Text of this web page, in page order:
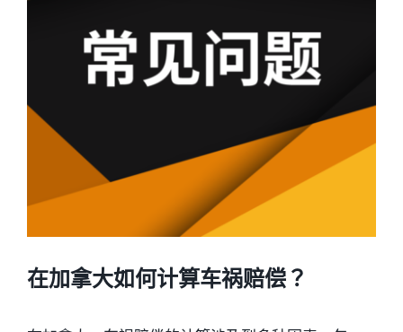
联系我们
语言Languages
联络电话：(437) 990-0999
在加拿大如何计算车祸赔偿？